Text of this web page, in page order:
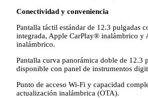
Conectividad y conveniencia
Pantalla táctil estándar de 12.3 pulgadas
integrada, Apple CarPlay® inalámbrico
inalámbrico.
Pantalla curva panorámica doble de 12.3
disponible con panel de instrumentos
Punto de acceso Wi-Fi y capacidad
actualización inalámbrica (OTA).